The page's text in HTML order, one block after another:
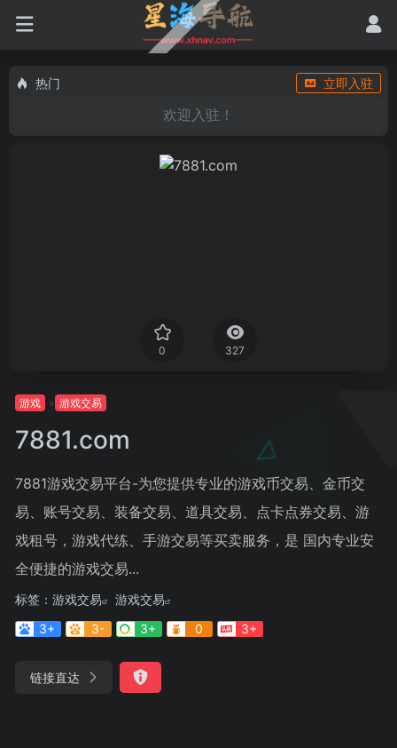
热门 立即入驻
欢迎入驻！
0 327
游戏 游戏交易
7881.com
7881游戏交易平台-为您提供专业的游戏币交易、金币交
易、账号交易、装备交易、道具交易、点卡点券交易、游
戏租号，游戏代练、手游交易等买卖服务，是 国内专业安
全便捷的游戏交易...
标签： 游戏交易
游戏交易
3+
3- 3+ 0 3+
链接直达